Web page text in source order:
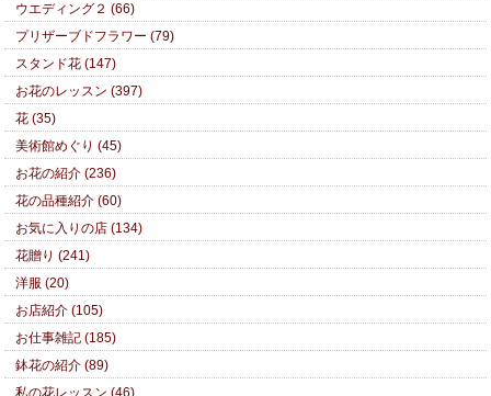
ウエディング２ (66)
プリザーブドフラワー (79)
スタンド花 (147)
お花のレッスン (397)
花 (35)
美術館めぐり (45)
お花の紹介 (236)
花の品種紹介 (60)
お気に入りの店 (134)
花贈り (241)
洋服 (20)
お店紹介 (105)
お仕事雑記 (185)
鉢花の紹介 (89)
私の花レッスン (46)